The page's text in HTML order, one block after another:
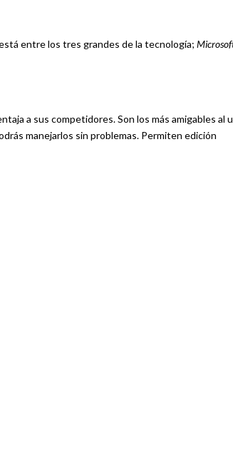
entre los tres grandes de la tecnología;
a sus competidores. Son los más amigables al
manejarlos sin problemas. Permiten edición